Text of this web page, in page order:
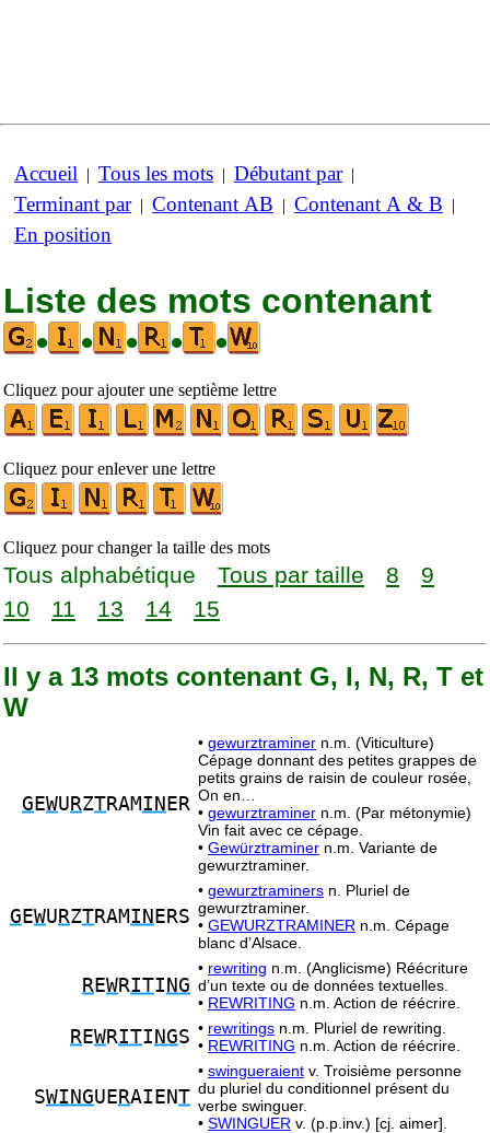
Accueil | Tous les mots | Débutant par|
Terminant par| Contenant AB | Contenant A & B |
En position
Liste des mots contenant
•
• • • •
Cliquez pour ajouter une septième lettre
Cliquez pour enlever une lettre
Cliquez pour changer la taille des mots
Tous alphabétique Tous par taille 8
9
10
11 13 14 15
Il y a 13 mots contenant G, I, N, R, T et
W
G EWU RZTRAMIN ER
• gewurztraminer n.m. (Viticulture)
Cépage donnant des petites grappes de
petits grains de raisin de couleur rosée,
On en…
• gewurztraminer n.m. (Par métonymie)
Vin fait avec ce cépage.
• Gewürztraminer n.m. Variante de
gewurztraminer.
G EWU RZTRAMIN ERS
• gewurztraminers n. Pluriel de
gewurztraminer.
• GEWURZTRAMINER n.m. Cépage
blanc d’Alsace.
REWRITI NG
• rewriting n.m. (Anglicisme) Réécriture
d’un texte ou de données textuelles.
• REWRITING n.m. Action de réécrire.
REWRITI NGS • rewritings n.m. Pluriel de rewriting.
• REWRITING n.m. Action de réécrire.
SWINGUE RAIENT
• swingueraient v. Troisième personne
du pluriel du conditionnel présent du
verbe swinguer.
• SWINGUER v. (p.p.inv.) [cj. aimer].